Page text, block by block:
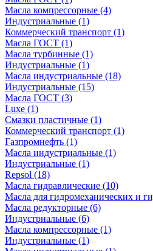
Масла компрессорные (4)
Индустриальные (1)
Коммерческий транспорт (1)
Масла ГОСТ (1)
Масла турбинные (1)
Индустриальные (1)
Масла индустриальные (18)
Индустриальные (15)
Масла ГОСТ (3)
Luxe (1)
Смазки пластичные (1)
Коммерческий транспорт (1)
Газпромнефть (1)
Масла индустриальные (1)
Индустриальные (1)
Repsol (18)
Масла гидравлические (10)
Масла для гидромеханических и
Масла редукторные (6)
Индустриальные (6)
Масла компрессорные (1)
Индустриальные (1)